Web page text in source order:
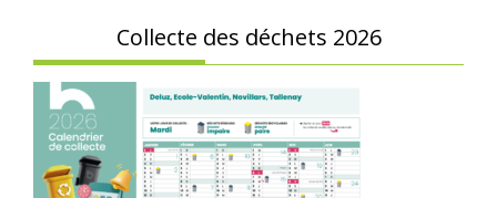
Collecte des déchets 2026